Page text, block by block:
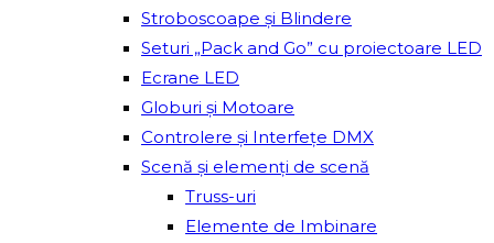
Stroboscoape și Blindere
Seturi „Pack and Go” cu proiectoare LED
Ecrane LED
Globuri și Motoare
Controlere și Interfețe DMX
Scenă și elemenți de scenă
Truss-uri
Elemente de Imbinare